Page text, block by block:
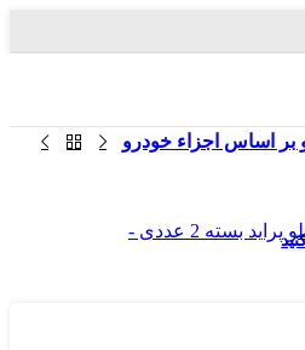
اساس اجزاء خودرو